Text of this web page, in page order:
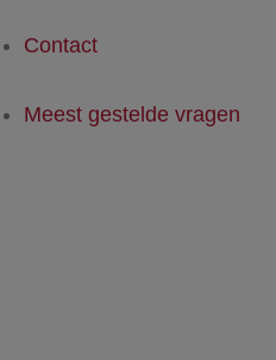
Contact
Meest gestelde vragen